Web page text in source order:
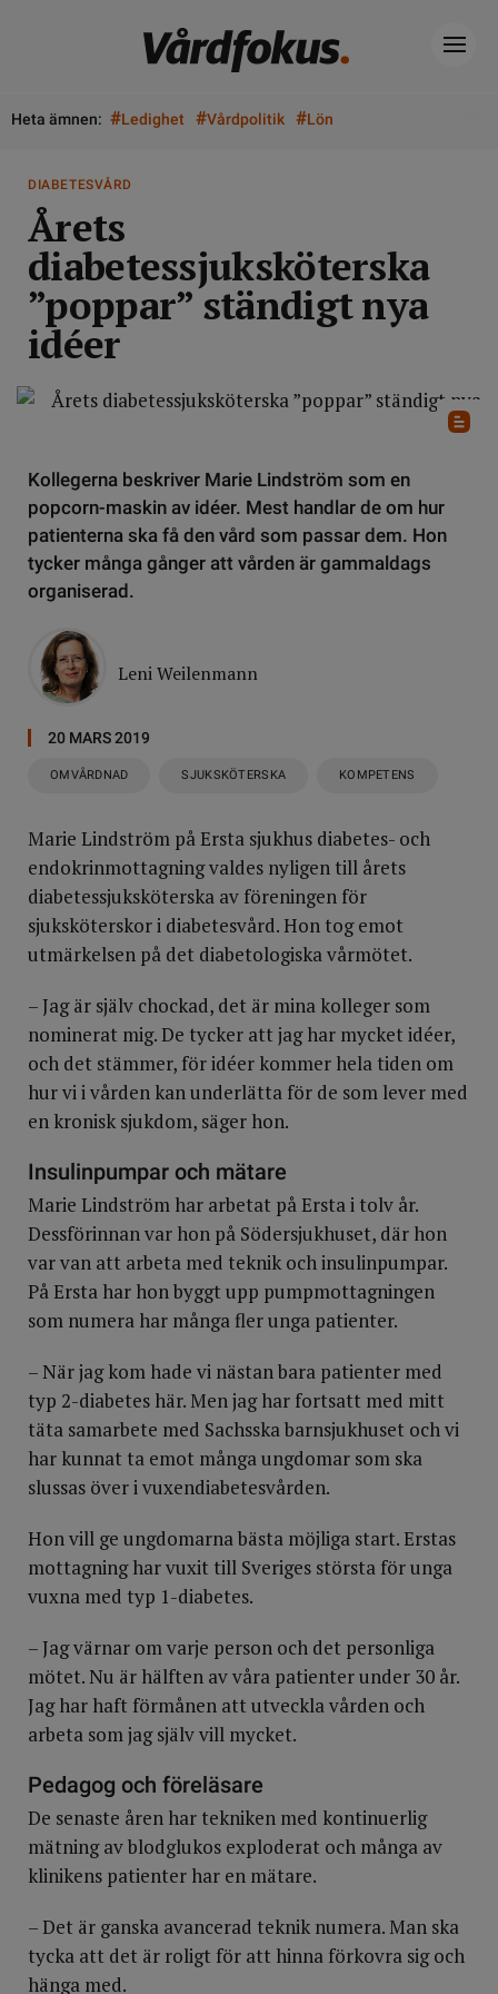
Heta ämnen: #Ledighet #Vårdpolitik #Lön
DIABETESVÅRD
Årets
diabetessjuksköterska
”poppar” ständigt nya
idéer
Kollegerna beskriver Marie Lindström som en
popcorn-maskin av idéer. Mest handlar de om hur
patienterna ska få den vård som passar dem. Hon
tycker många gånger att vården är gammaldags
organiserad.
Leni Weilenmann
20 MARS 2019
OMVÅRDNAD SJUKSKÖTERSKA KOMPETENS
Marie Lindström på Ersta sjukhus diabetes- och
endokrinmottagning valdes nyligen till årets
diabetessjuksköterska av föreningen för
sjuksköterskor i diabetesvård. Hon tog emot
utmärkelsen på det diabetologiska vårmötet.
– Jag är själv chockad, det är mina kolleger som
nominerat mig. De tycker att jag har mycket idéer,
och det stämmer, för idéer kommer hela tiden om
hur vi i vården kan underlätta för de som lever med
en kronisk sjukdom, säger hon.
Insulinpumpar och mätare
Marie Lindström har arbetat på Ersta i tolv år.
Dessförinnan var hon på Södersjukhuset, där hon
var van att arbeta med teknik och insulinpumpar.
På Ersta har hon byggt upp pumpmottagningen
som numera har många fler unga patienter.
­– När jag kom hade vi nästan bara patienter med
typ 2-diabetes här. Men jag har fortsatt med mitt
täta samarbete med Sachsska barnsjukhuset och vi
har kunnat ta emot många ungdomar som ska
slussas över i vuxendiabetesvården.
Hon vill ge ungdomarna bästa möjliga start. Erstas
mottagning har vuxit till Sveriges största för unga
vuxna med typ 1-diabetes.
– Jag värnar om varje person och det personliga
mötet. Nu är hälften av våra patienter under 30 år.
Jag har haft förmånen att utveckla vården och
arbeta som jag själv vill mycket.
Pedagog och föreläsare
De senaste åren har tekniken med kontinuerlig
mätning av blodglukos exploderat och många av
klinikens patienter har en mätare.
– Det är ganska avancerad teknik numera. Man ska
tycka att det är roligt för att hinna förkovra sig och
hänga med.